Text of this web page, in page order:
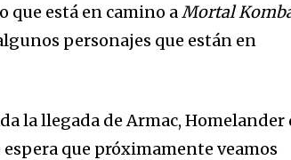
que está en camino aMortal
personajes que están en
la llegada de Armac, Homelander
espera que próximamente veamos